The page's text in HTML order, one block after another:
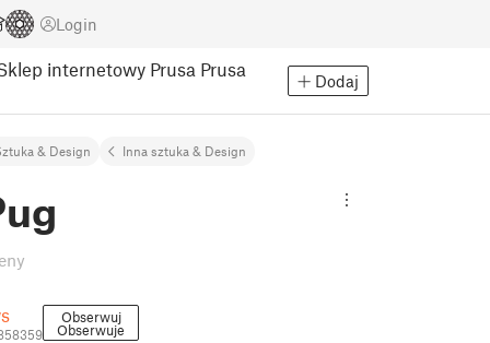
Login
internetowy Prusa Prusa
Dodaj
& Design Inna sztuka & Design
Obserwuj
Obserwuje